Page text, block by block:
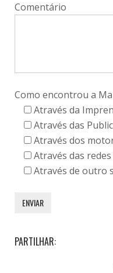
Comentário
Como encontrou a
Através da
Através das
Através dos
Através das
Através de outro
PARTILHAR: